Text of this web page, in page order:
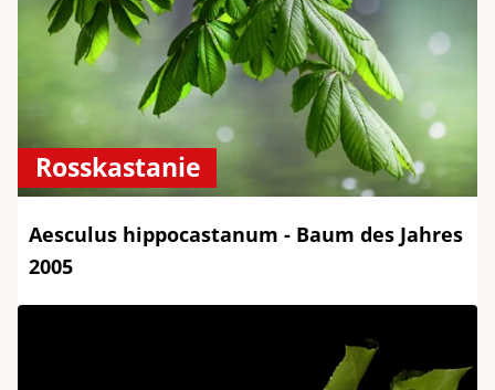
Rosskastanie
Aesculus hippocastanum - Baum des Jahres
2005